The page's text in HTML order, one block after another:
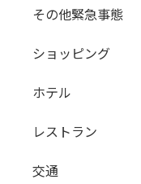
その他緊急事態
ショッピング
ホテル
レストラン
交通